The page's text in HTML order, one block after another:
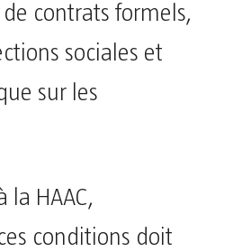
contrats formels,
sociales et
sur les
la HAAC,
conditions doit